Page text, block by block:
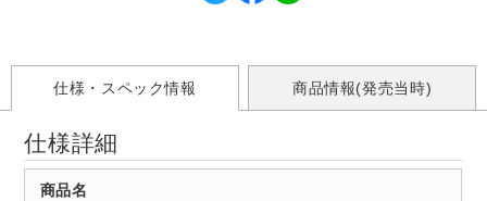
仕様・スペック情報 商品情報(発売当時)
仕様詳細
商品名